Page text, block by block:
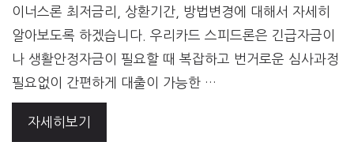
이너스론 최저금리, 상환기간, 방법변경에 대해서 자세히
알아보도록 하겠습니다. 우리카드 스피드론은 긴급자금이
나 생활안정자금이 필요할 때 복잡하고 번거로운 심사과정
필요없이 간편하게 대출이 가능한 …
자세히보기